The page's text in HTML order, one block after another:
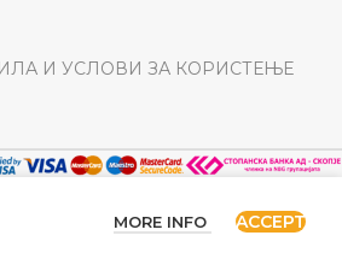
И УСЛОВИ ЗА КОРИСТЕЊЕ
MORE INFO ACCEPT